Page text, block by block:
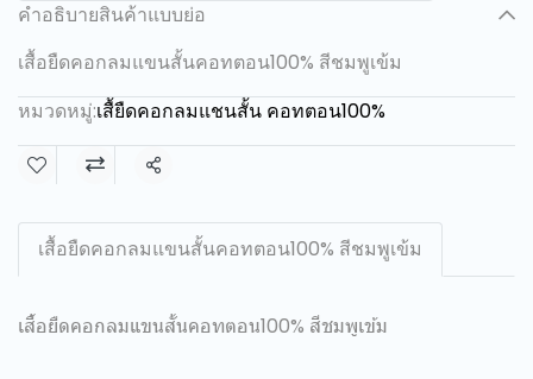
คำอธิบายสินค้าแบบย่อ
เสื้อยืดคอกลมแขนสั้นคอทตอน100% สีชมพูเข้ม
หมวดหมู่:เสื้ยืดคอกลมแชนสั้น คอทตอน100%
แชร์
เสื้อยืดคอกลมแขนสั้นคอทตอน100% สีชมพูเข้ม
เสื้อยืดคอกลมแขนสั้นคอทตอน100% สีชมพูเข้ม